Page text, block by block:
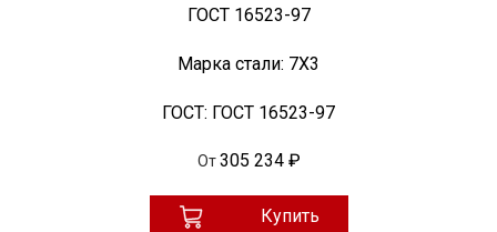
ГОСТ 16523-97
Марка стали: 7Х3
ГОСТ: ГОСТ 16523-97
От 305 234 ₽
Купить